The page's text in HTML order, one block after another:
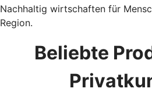
Nachhaltig wirtschaften für
Region.
Beliebte